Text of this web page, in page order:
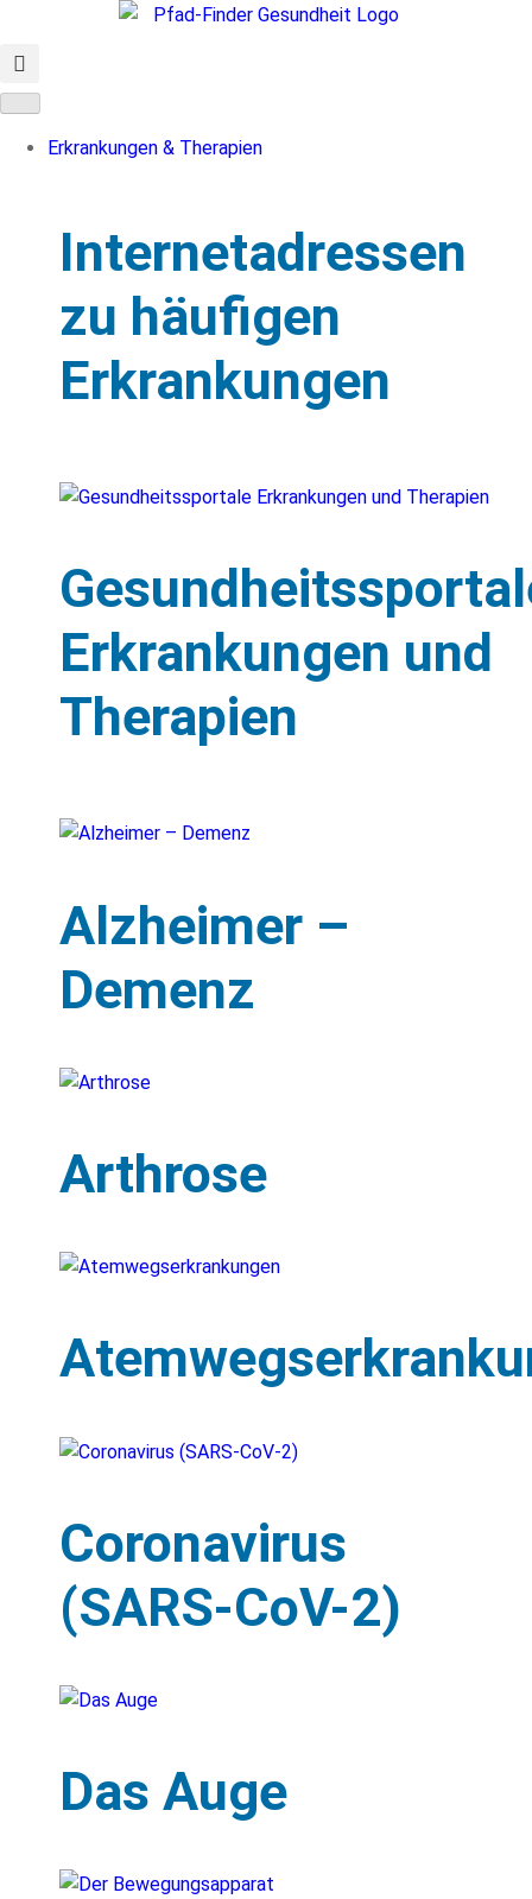
Erkrankungen & Therapien
Internetadressen
zu häufigen
Erkrankungen
Erkrankungen und
Therapien
Alzheimer –
Demenz
Arthrose
Coronavirus
(SARS-CoV-2)
Das Auge